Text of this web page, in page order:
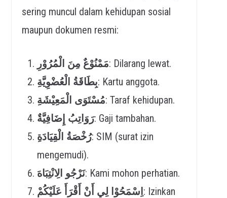
sering muncul dalam kehidupan sosial
maupun dokumen resmi:
مَمْنُوْعٌ مِنَ الْمُرُوْرِ: Dilarang lewat.
بِطَاقَةُ الْعُضْوِيَّةِ: Kartu anggota.
مُسْتَوَى الْمَعِيْشَةِ: Taraf kehidupan.
رَوَاتِبُ إِضَافِيَّةٌ: Gaji tambahan.
رُخْصَةُ الْقِيَادَةِ: SIM (surat izin
mengemudi).
نَرْجُو الِانْتِبَاهَ: Kami mohon perhatian.
اِسْمَحُوْا لِي أَنْ أَقْرَأَ عَلَيْكُمْ : Izinkan